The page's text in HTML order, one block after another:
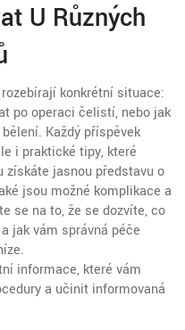
U Různých
konkrétní situace:
po operaci čelistí, nebo jak
Každý příspěvek
i praktické tipy, které
získáte jasnou představu o
jsou možné komplikace a
se na to, že se dozvíte, co
jak vám správná péče
informace, které vám
a učinit informovaná